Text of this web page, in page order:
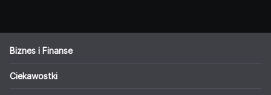
Biznes i Finanse
Ciekawostki